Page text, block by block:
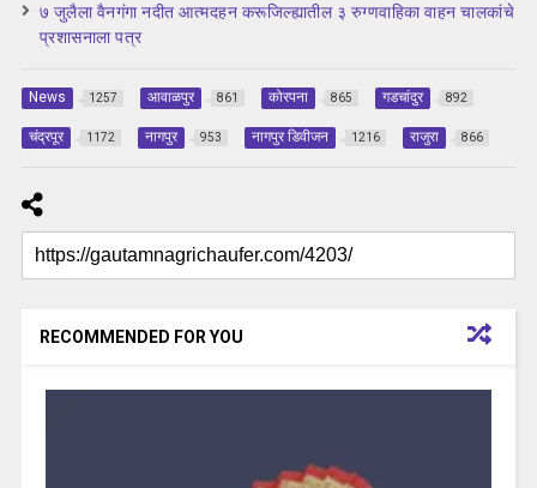
७ जुलैला वैनगंगा नदीत आत्मदहन करूजिल्ह्यातील ३ रुग्णवाहिका वाहन चालकांचे
प्रशासनाला पत्र
News 1257 आवाळपुर 861 कोरपना 865 गडचांदुर 892
चंद्रपूर 1172 नागपुर 953 नागपुर डिवीजन 1216 राजुरा 866
RECOMMENDED FOR YOU